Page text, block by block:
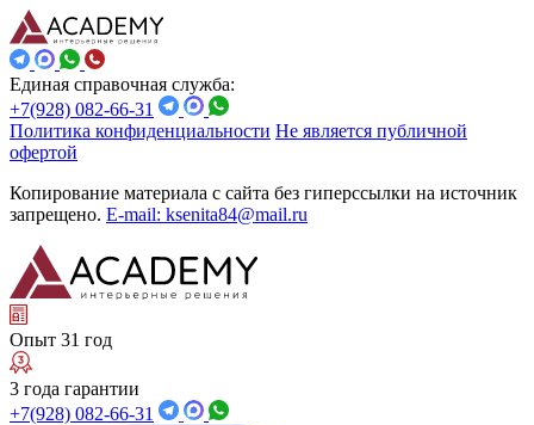
Единая справочная служба:
+7(928) 082-66-31
Политика конфиденциальности Не является публичной
офертой
Копирование материала с сайта без гиперссылки на источник
запрещено. E-mail: ksenita84@mail.ru
Опыт 31 год
3 года гарантии
+7(928) 082-66-31